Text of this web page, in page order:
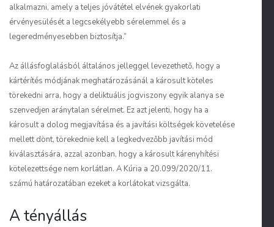
alkalmazni, amely a teljes jóvátétel elvének gyakorlati
érvényesülését a legcsekélyebb sérelemmel és a
legeredményesebben biztosítja.”
Az állásfoglalásból általános jelleggel levezethető, hogy a
kártérítés módjának meghatározásánál a károsult köteles
törekedni arra, hogy a deliktuális jogviszony egyik alanya se
szenvedjen aránytalan sérelmet. Ez azt jelenti, hogy ha a
károsult a dolog megjavítása és a javítási költségek követelése
mellett dönt, törekednie kell a legkedvezőbb javítási mód
kiválasztására, azzal azonban, hogy a károsult kárenyhítési
kötelezettsége nem korlátlan. A Kúria a 20.099/2020/11.
számú határozatában ezeket a korlátokat vizsgálta.
A tényállás